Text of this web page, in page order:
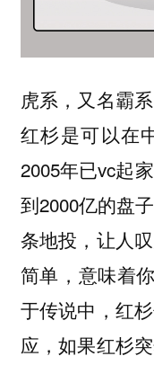
虎系，又名霸
红杉是可以在
2005年已vc起
到2000亿的盘
条地投，让人
简单，意味着
于传说中，红
应，如果红杉